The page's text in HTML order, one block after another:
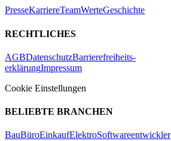
PresseKarriereTeamWerteGeschichte
RECHTLICHES
AGBDatenschutzBarrierefreiheits-
erklärungImpressum
Cookie Einstellungen
BELIEBTE BRANCHEN
BauBüroEinkaufElektroSoftwareentwickler